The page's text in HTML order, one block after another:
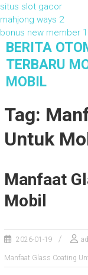
situs slot gacor
mahjong ways 2
bonus new member
BERITA
TERBARU
MOBIL
Tag:
Untuk
Manfaat
Mobil
2026-01-19
Manfaat Glass Coating